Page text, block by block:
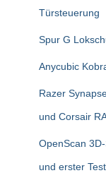
Türsteuerung
Spur G
Anycubic
Razer
und Corsair
OpenScan
und erster Test